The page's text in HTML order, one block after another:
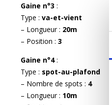
Gaine n°3 :
Type : va-et-vient
– Longueur : 20m
– Position : 3
Gaine n°4:
Type : spot-au-plafond
– Nombre de spots : 4
– Longueur : 10m